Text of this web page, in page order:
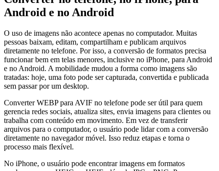
Android e no Android
O uso de imagens não acontece apenas no computador. Muitas
pessoas baixam, editam, compartilham e publicam arquivos
diretamente no telefone. Por isso, a conversão de formatos precisa
funcionar bem em telas menores, inclusive no iPhone, para Android
e no Android. A mobilidade mudou a forma como imagens são
tratadas: hoje, uma foto pode ser capturada, convertida e publicada
sem passar por um desktop.
Converter WEBP para AVIF no telefone pode ser útil para quem
gerencia redes sociais, atualiza sites, envia imagens para clientes ou
trabalha com conteúdo em movimento. Em vez de transferir
arquivos para o computador, o usuário pode lidar com a conversão
diretamente no navegador móvel. Isso reduz etapas e torna o
processo mais flexível.
No iPhone, o usuário pode encontrar imagens em formatos